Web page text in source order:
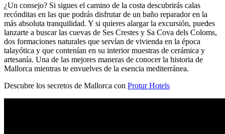
¿Un consejo? Si sigues el camino de la costa descubrirás calas
recónditas en las que podrás disfrutar de un baño reparador en la
más absoluta tranquilidad. Y si quieres alargar la excursión, puedes
lanzarte a buscar las cuevas de Ses Crestes y Sa Cova dels Coloms,
dos formaciones naturales que servían de vivienda en la época
talayótica y que contenían en su interior muestras de cerámica y
artesanía. Una de las mejores maneras de conocer la historia de
Mallorca mientras te envuelves de la esencia mediterránea.
Descubre los secretos de Mallorca con Protur Hotels